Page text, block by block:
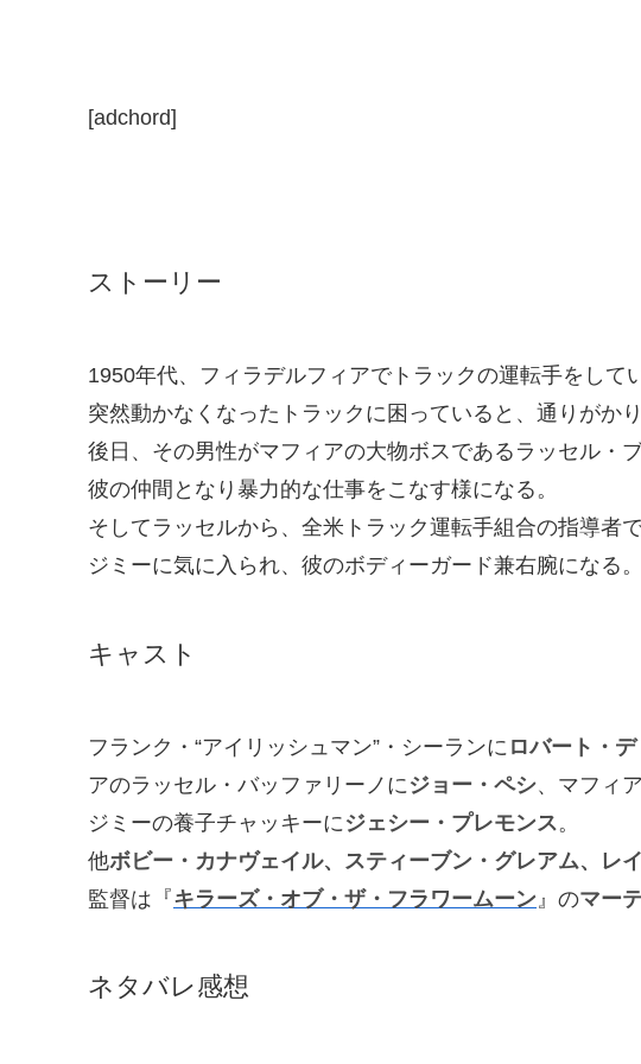
[adchord]
ストーリー
1950年代、フィラデルフィアでトラックの運転手をして
突然動かなくなったトラックに困っていると、通りがか
後日、その男性がマフィアの大物ボスであるラッセル・
彼の仲間となり暴力的な仕事をこなす様になる。
そしてラッセルから、全米トラック運転手組合の指導者
ジミーに気に入られ、彼のボディーガード兼右腕になる。
キャスト
フランク・“アイリッシュマン”・シーランに ロバート・
アのラッセル・バッファリーノに ジョー・ペシ、マフィ
ジミーの養子チャッキーに ジェシー・プレモンス。
他ボビー・カナヴェイル、スティーブン・グレアム、レ
監督は『キラーズ・オブ・ザ・フラワームーン 』のマー
ネタバレ感想